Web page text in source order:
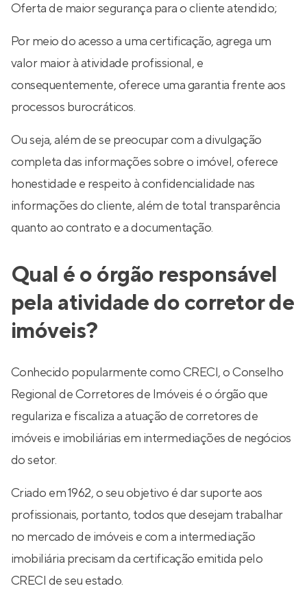
Oferta de maior segurança para o cliente atendido;
Por meio do acesso a uma certificação, agrega um
valor maior à atividade profissional, e
consequentemente, oferece uma garantia frente aos
processos burocráticos.
Ou seja, além de se preocupar com a divulgação
completa das informações sobre o imóvel, oferece
honestidade e respeito à confidencialidade nas
informações do cliente, além de total transparência
quanto ao contrato e a documentação.
Qual é o órgão responsável
pela atividade do corretor de
imóveis?
Conhecido popularmente como CRECI, o Conselho
Regional de Corretores de Imóveis é o órgão que
regulariza e fiscaliza a atuação de corretores de
imóveis e imobiliárias em intermediações de negócios
do setor.
Criado em 1962, o seu objetivo é dar suporte aos
profissionais, portanto, todos que desejam trabalhar
no mercado de imóveis e com a intermediação
imobiliária precisam da certificação emitida pelo
CRECI de seu estado.